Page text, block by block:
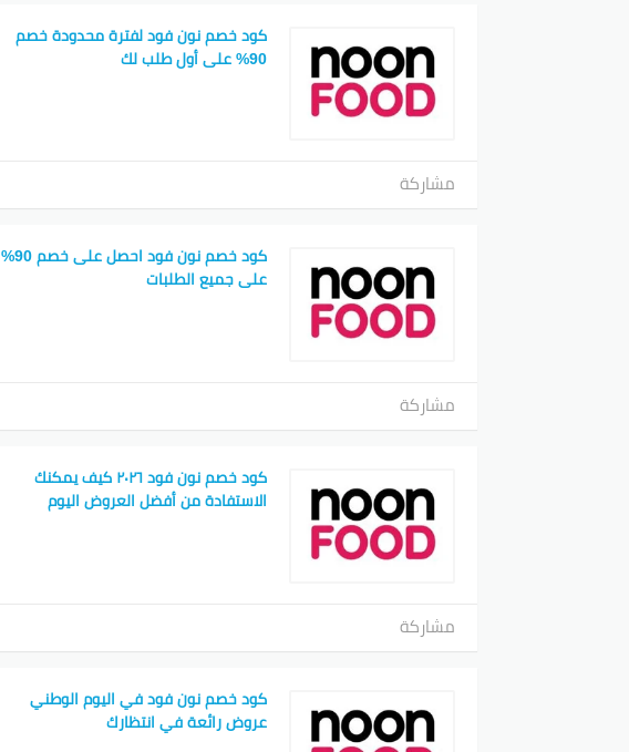
كود خصم نون فود لفترة محدودة خصم
90% على أول طلب لك
مشاركة
كود خصم نون فود احصل على خصم 90%
على جميع الطلبات
مشاركة
كود خصم نون فود ٢٠٢٦ كيف يمكنك
الاستفادة من أفضل العروض اليوم
مشاركة
كود خصم نون فود في اليوم الوطني
عروض رائعة في انتظارك